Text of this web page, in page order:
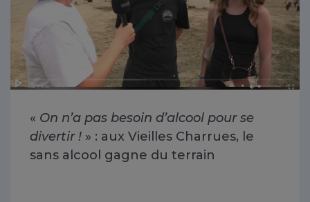
« On n’a pas besoin d’alcool pour se
divertir ! » : aux Vieilles Charrues, le
sans alcool gagne du terrain